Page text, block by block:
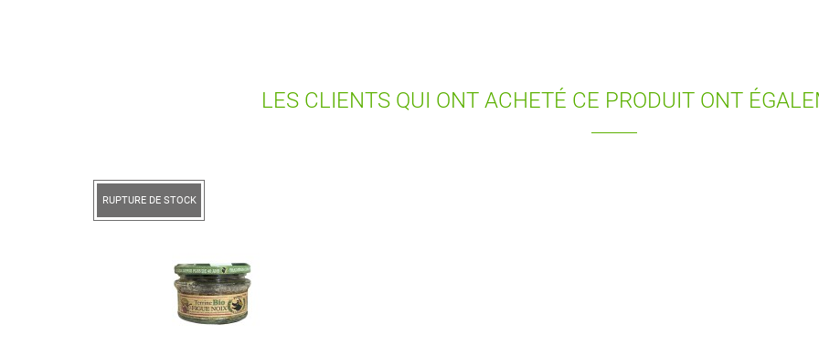
LES CLIENTS QUI ONT ACHETÉ CE PRODUIT ONT
RUPTURE DE STOCK